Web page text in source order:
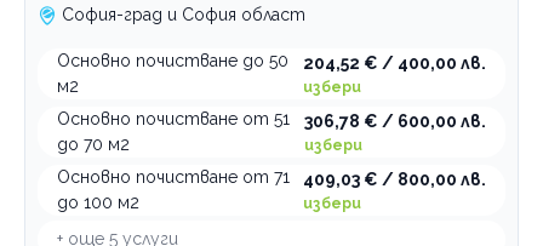
София-град и София област
Основно почистване до 50
м2
204,52 € / 400,00 лв.
избери
Основно почистване от 51
до 70 м2
306,78 € / 600,00 лв.
избери
Основно почистване от 71
до 100 м2
409,03 € / 800,00 лв.
избери
+ още 5 услуги